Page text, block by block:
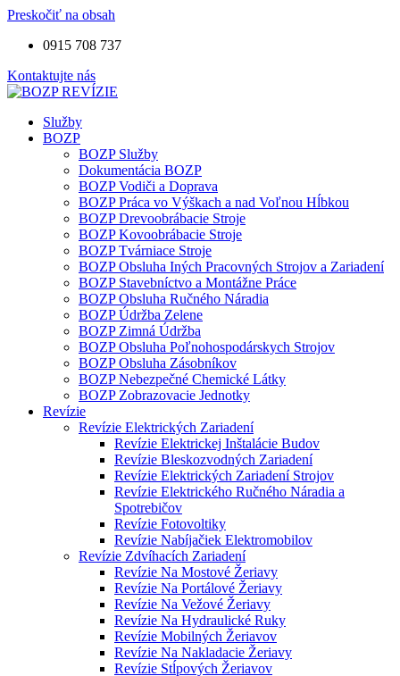
Preskočiť na obsah
0915 708 737
Kontaktujte nás
Služby
BOZP
BOZP Služby
Dokumentácia BOZP
BOZP Vodiči a Doprava
BOZP Práca vo Výškach a nad Voľnou Hĺbkou
BOZP Drevoobrábacie Stroje
BOZP Kovoobrábacie Stroje
BOZP Tvárniace Stroje
BOZP Obsluha Iných Pracovných Strojov a Zariadení
BOZP Stavebníctvo a Montážne Práce
BOZP Obsluha Ručného Náradia
BOZP Údržba Zelene
BOZP Zimná Údržba
BOZP Obsluha Poľnohospodárskych Strojov
BOZP Obsluha Zásobníkov
BOZP Nebezpečné Chemické Látky
BOZP Zobrazovacie Jednotky
Revízie
Revízie Elektrických Zariadení
Revízie Elektrickej Inštalácie Budov
Revízie Bleskozvodných Zariadení
Revízie Elektrických Zariadení Strojov
Revízie Elektrického Ručného Náradia a
Spotrebičov
Revízie Fotovoltiky
Revízie Nabíjačiek Elektromobilov
Revízie Zdvíhacích Zariadení
Revízie Na Mostové Žeriavy
Revízie Na Portálové Žeriavy
Revízie Na Vežové Žeriavy
Revízie Na Hydraulické Ruky
Revízie Mobilných Žeriavov
Revízie Na Nakladacie Žeriavy
Revízie Stĺpových Žeriavov